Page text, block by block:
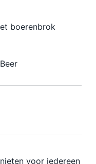
boerenbrok
voor iedereen